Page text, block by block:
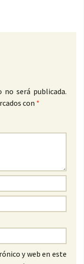
no será publicada.
con *
y web en este